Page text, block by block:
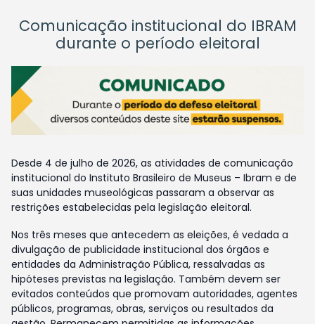
Comunicação institucional do IBRAM
durante o período eleitoral
Desde 4 de julho de 2026, as atividades de comunicação
institucional do Instituto Brasileiro de Museus – Ibram e de
suas unidades museológicas passaram a observar as
restrições estabelecidas pela legislação eleitoral.
Nos três meses que antecedem as eleições, é vedada a
divulgação de publicidade institucional dos órgãos e
entidades da Administração Pública, ressalvadas as
hipóteses previstas na legislação. Também devem ser
evitados conteúdos que promovam autoridades, agentes
públicos, programas, obras, serviços ou resultados da